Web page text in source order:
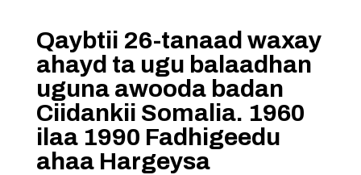
Qaybtii 26-tanaad waxay
ahayd ta ugu balaadhan
uguna awooda badan
Ciidankii Somalia. 1960
ilaa 1990 Fadhigeedu
ahaa Hargeysa